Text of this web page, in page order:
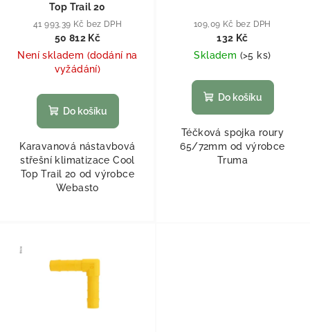
Top Trail 20
41 993,39 Kč bez DPH
50 812 Kč
Není skladem (dodání na
vyžádání)
Do košíku
Karavanová nástavbová
střešní klimatizace Cool
Top Trail 20 od výrobce
Webasto
109,09 Kč bez DPH
132 Kč
Skladem (>5 ks)
Do košíku
Téčková spojka roury
65/72mm od výrobce
Truma